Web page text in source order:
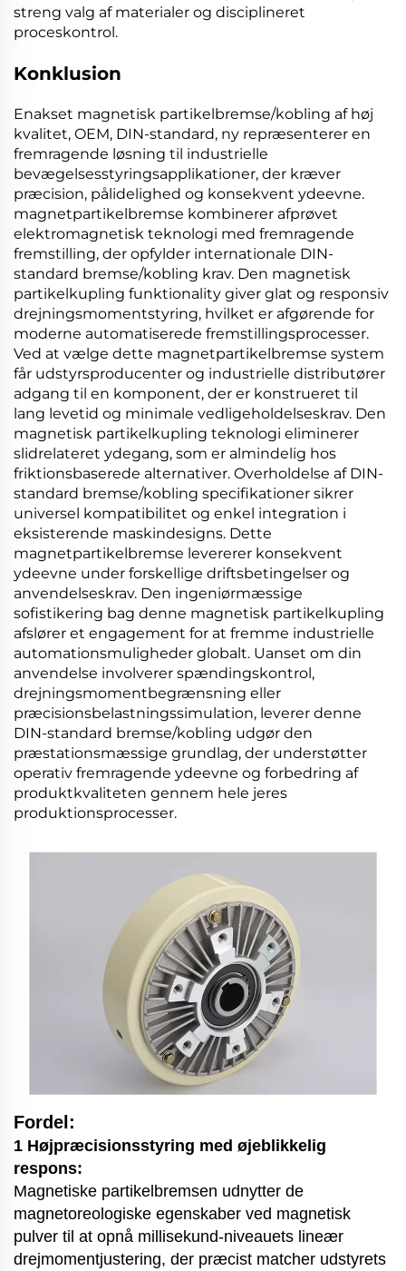
streng valg af materialer og disciplineret
proceskontrol.
Konklusion
Enakset magnetisk partikelbremse/kobling af høj
kvalitet, OEM, DIN-standard, ny repræsenterer en
fremragende løsning til industrielle
bevægelsesstyringsapplikationer, der kræver
præcision, pålidelighed og konsekvent ydeevne.
magnetpartikelbremse kombinerer afprøvet
elektromagnetisk teknologi med fremragende
fremstilling, der opfylder internationale DIN-
standard bremse/kobling krav. Den magnetisk
partikelkupling funktionality giver glat og responsiv
drejningsmomentstyring, hvilket er afgørende for
moderne automatiserede fremstillingsprocesser.
Ved at vælge dette magnetpartikelbremse system
får udstyrsproducenter og industrielle distributører
adgang til en komponent, der er konstrueret til
lang levetid og minimale vedligeholdelseskrav. Den
magnetisk partikelkupling teknologi eliminerer
slidrelateret ydegang, som er almindelig hos
friktionsbaserede alternativer. Overholdelse af DIN-
standard bremse/kobling specifikationer sikrer
universel kompatibilitet og enkel integration i
eksisterende maskindesigns. Dette
magnetpartikelbremse levererer konsekvent
ydeevne under forskellige driftsbetingelser og
anvendelseskrav. Den ingeniørmæssige
sofistikering bag denne magnetisk partikelkupling
afslører et engagement for at fremme industrielle
automationsmuligheder globalt. Uanset om din
anvendelse involverer spændingskontrol,
drejningsmomentbegrænsning eller
præcisionsbelastningssimulation, leverer denne
DIN-standard bremse/kobling udgør den
præstationsmæssige grundlag, der understøtter
operativ fremragende ydeevne og forbedring af
produktkvaliteten gennem hele jeres
produktionsprocesser.
Fordel:
1 Højpræcisionsstyring med øjeblikkelig
respons:
Magnetiske partikelbremsen udnytter de
magnetoreologiske egenskaber ved magnetisk
pulver til at opnå millisekund-niveauets lineær
drejmomentjustering, der præcist matcher udstyrets